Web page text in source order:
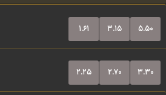
۱.۶۱ ۳.۱۵ ۵.۵۰
۲.۲۵ ۲.۷۰ ۳.۳۰